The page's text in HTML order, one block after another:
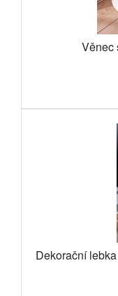
Věnec
Dekorační